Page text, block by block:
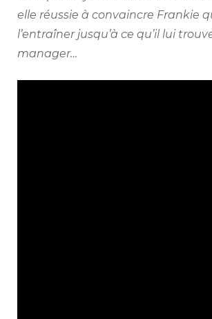
elle réussie à convaincre Frankie
l’entraîner jusqu’à ce qu’il lui
manager…